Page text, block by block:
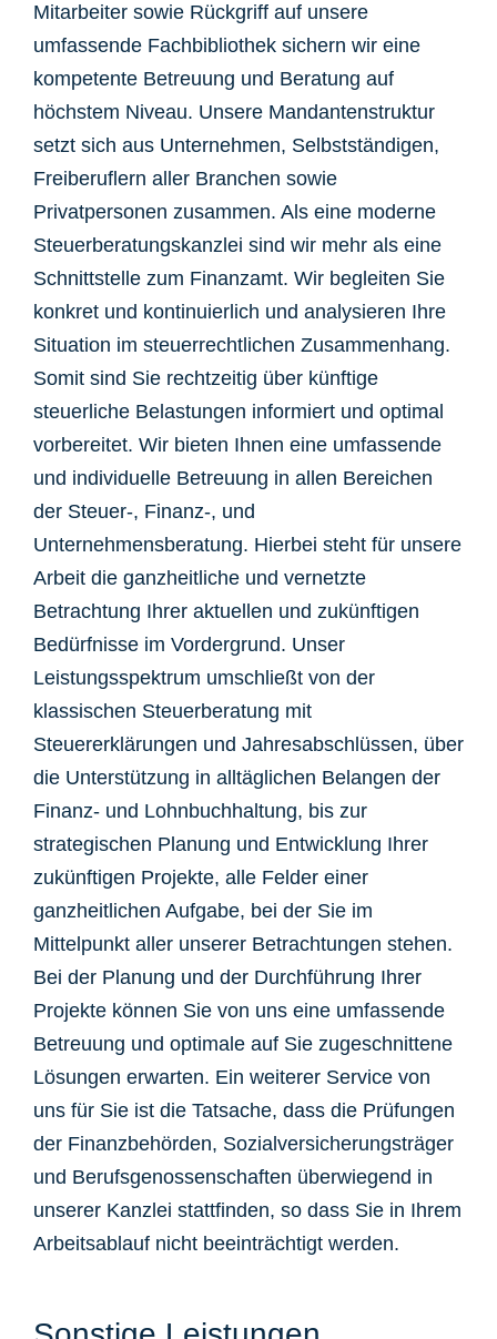
Mitarbeiter sowie Rückgriff auf unsere
umfassende Fachbibliothek sichern wir eine
kompetente Betreuung und Beratung auf
höchstem Niveau. Unsere Mandantenstruktur
setzt sich aus Unternehmen, Selbstständigen,
Freiberuflern aller Branchen sowie
Privatpersonen zusammen. Als eine moderne
Steuerberatungskanzlei sind wir mehr als eine
Schnittstelle zum Finanzamt. Wir begleiten Sie
konkret und kontinuierlich und analysieren Ihre
Situation im steuerrechtlichen Zusammenhang.
Somit sind Sie rechtzeitig über künftige
steuerliche Belastungen informiert und optimal
vorbereitet. Wir bieten Ihnen eine umfassende
und individuelle Betreuung in allen Bereichen
der Steuer-, Finanz-, und
Unternehmensberatung. Hierbei steht für unsere
Arbeit die ganzheitliche und vernetzte
Betrachtung Ihrer aktuellen und zukünftigen
Bedürfnisse im Vordergrund. Unser
Leistungsspektrum umschließt von der
klassischen Steuerberatung mit
Steuererklärungen und Jahresabschlüssen, über
die Unterstützung in alltäglichen Belangen der
Finanz- und Lohnbuchhaltung, bis zur
strategischen Planung und Entwicklung Ihrer
zukünftigen Projekte, alle Felder einer
ganzheitlichen Aufgabe, bei der Sie im
Mittelpunkt aller unserer Betrachtungen stehen.
Bei der Planung und der Durchführung Ihrer
Projekte können Sie von uns eine umfassende
Betreuung und optimale auf Sie zugeschnittene
Lösungen erwarten. Ein weiterer Service von
uns für Sie ist die Tatsache, dass die Prüfungen
der Finanzbehörden, Sozialversicherungsträger
und Berufsgenossenschaften überwiegend in
unserer Kanzlei stattfinden, so dass Sie in Ihrem
Arbeitsablauf nicht beeinträchtigt werden.